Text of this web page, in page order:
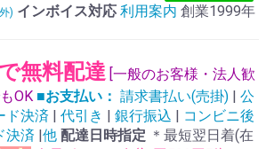
) インボイス対応 利用案内 創業1999年
無料配達 [一般のお客様・法人歓
OK ■お支払い： 請求書払い(売掛) | 公
ド決済 | 代引き | 銀行振込 | コンビニ後
決済 |他 配達日時指定 ＊最短翌日着(在